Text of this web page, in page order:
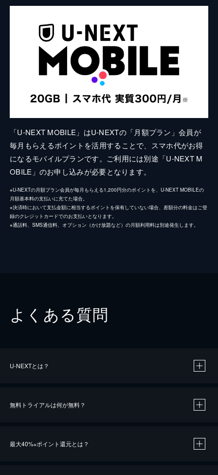
「U-NEXT MOBILE」はU-NEXTの「月額プラン」会員が
毎月もらえるポイントを活用することで、スマホ代がお得
になるモバイルプランです。ご利用には別途「U-NEXT M
OBILE」のお申し込みが必要となります。
※U-NEXTの月額プラン会員が毎月もらえる1,200円分のポイントを、U-NEXT MOBILEの
月額基本料の支払いに充てた場合。
※決済時において支払金額に相当するポイントを保有していない場合、差額分の料金はご登
録のクレジットカードでのお支払いとなります。
※通話料、SMS通信料、オプション（かけ放題など）の月額利用料は別途発生します。
よくある質問
U-NEXTとは？
無料トライアルは何が無料？
最大40%※ポイント還元とは？